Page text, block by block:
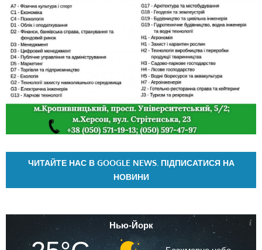
ЧИТАЙТЕ НАС В GOOGLE NEWS. ПІДПИСАТИСЯ НА
НОВИНИ
Нью-Йорк